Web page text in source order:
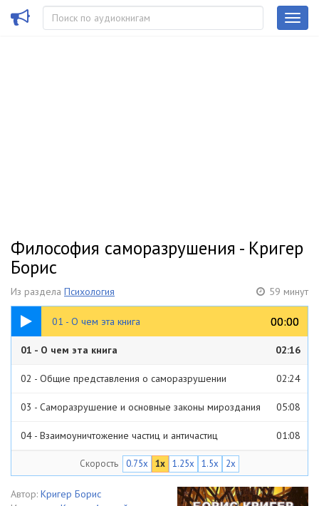
Философия саморазрушения - Кригер
Борис
Из раздела Психология 59 минут
01 - О чем эта книга 00:00
00:00
02:16
01 - О чем эта книга 02:16
02 - Общие представления о саморазрушении 02:24
03 - Саморазрушение и основные законы мироздания 05:08
04 - Взаимоуничтожение частиц и античастиц 01:08
05 - Саморазрушение в самом начале Вселенной
06 - Расширение Вселенной, как пример саморазрушения
Скорость 0.75x 1x 1.25x 1.5x 2x
Автор: Кригер Борис